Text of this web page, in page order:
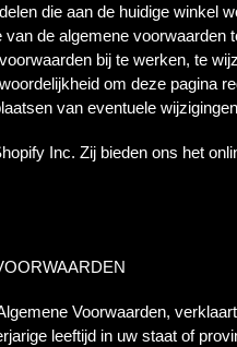
die aan de huidige winkel
de algemene voorwaarden
bij te werken, te
om deze pagina
van eventuele
Inc. Zij bieden ons het
Voorwaarden,
leeftijd in uw staat of